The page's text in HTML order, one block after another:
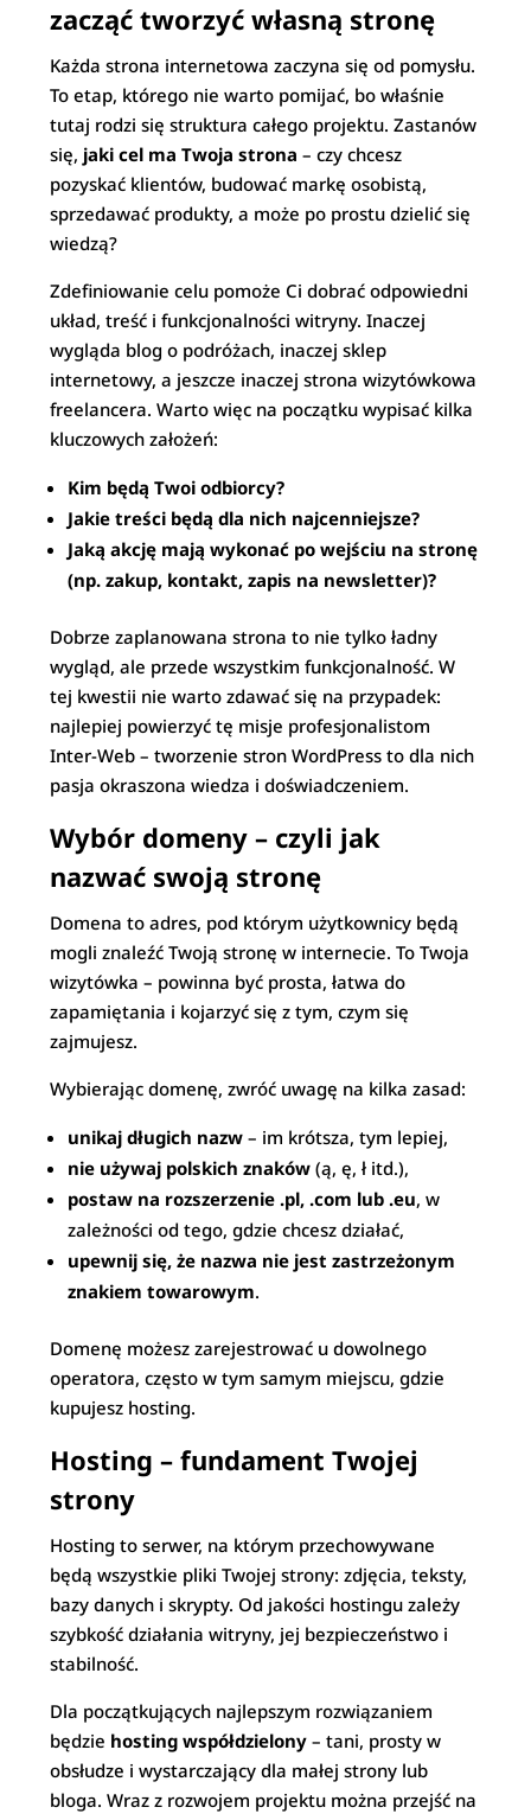
zacząć tworzyć własną stronę
Każda strona internetowa zaczyna się od pomysłu.
To etap, którego nie warto pomijać, bo właśnie
tutaj rodzi się struktura całego projektu. Zastanów
się, jaki cel ma Twoja strona – czy chcesz
pozyskać klientów, budować markę osobistą,
sprzedawać produkty, a może po prostu dzielić się
wiedzą?
Zdefiniowanie celu pomoże Ci dobrać odpowiedni
układ, treść i funkcjonalności witryny. Inaczej
wygląda blog o podróżach, inaczej sklep
internetowy, a jeszcze inaczej strona wizytówkowa
freelancera. Warto więc na początku wypisać kilka
kluczowych założeń:
Kim będą Twoi odbiorcy?
Jakie treści będą dla nich najcenniejsze?
Jaką akcję mają wykonać po wejściu na stronę
(np. zakup, kontakt, zapis na newsletter)?
Dobrze zaplanowana strona to nie tylko ładny
wygląd, ale przede wszystkim funkcjonalność. W
tej kwestii nie warto zdawać się na przypadek:
najlepiej powierzyć tę misje profesjonalistom
Inter-Web – tworzenie stron WordPress to dla nich
pasja okraszona wiedza i doświadczeniem.
Wybór domeny – czyli jak
nazwać swoją stronę
Domena to adres, pod którym użytkownicy będą
mogli znaleźć Twoją stronę w internecie. To Twoja
wizytówka – powinna być prosta, łatwa do
zapamiętania i kojarzyć się z tym, czym się
zajmujesz.
Wybierając domenę, zwróć uwagę na kilka zasad:
unikaj długich nazw – im krótsza, tym lepiej,
nie używaj polskich znaków (ą, ę, ł itd.),
postaw na rozszerzenie .pl, .com lub .eu, w
zależności od tego, gdzie chcesz działać,
upewnij się, że nazwa nie jest zastrzeżonym
znakiem towarowym.
Domenę możesz zarejestrować u dowolnego
operatora, często w tym samym miejscu, gdzie
kupujesz hosting.
Hosting – fundament Twojej
strony
Hosting to serwer, na którym przechowywane
będą wszystkie pliki Twojej strony: zdjęcia, teksty,
bazy danych i skrypty. Od jakości hostingu zależy
szybkość działania witryny, jej bezpieczeństwo i
stabilność.
Dla początkujących najlepszym rozwiązaniem
będzie hosting współdzielony – tani, prosty w
obsłudze i wystarczający dla małej strony lub
bloga. Wraz z rozwojem projektu można przejść na